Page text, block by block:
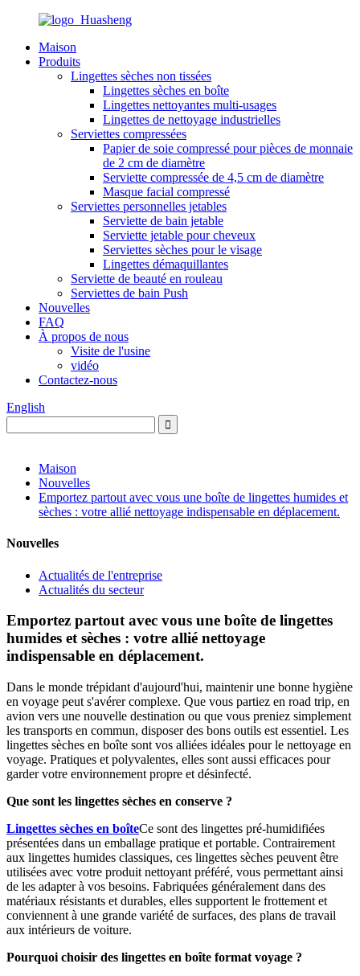
Maison
Produits
Lingettes sèches non tissées
Lingettes sèches en boîte
Lingettes nettoyantes multi-usages
Lingettes de nettoyage industrielles
Serviettes compressées
Papier de soie compressé pour pièces de monnaie
de 2 cm de diamètre
Serviette compressée de 4,5 cm de diamètre
Masque facial compressé
Serviettes personnelles jetables
Serviette de bain jetable
Serviette jetable pour cheveux
Serviettes sèches pour le visage
Lingettes démaquillantes
Serviette de beauté en rouleau
Serviettes de bain Push
Nouvelles
FAQ
À propos de nous
Visite de l'usine
vidéo
Contactez-nous
English
Maison
Nouvelles
Emportez partout avec vous une boîte de lingettes humides et
sèches : votre allié nettoyage indispensable en déplacement.
Nouvelles
Actualités de l'entreprise
Actualités du secteur
Emportez partout avec vous une boîte de lingettes
humides et sèches : votre allié nettoyage
indispensable en déplacement.
Dans le monde trépidant d'aujourd'hui, maintenir une bonne hygiène
en voyage peut s'avérer complexe. Que vous partiez en road trip, en
avion vers une nouvelle destination ou que vous preniez simplement
les transports en commun, disposer des bons outils est essentiel. Les
lingettes sèches en boîte sont vos alliées idéales pour le nettoyage en
voyage. Pratiques et polyvalentes, elles sont aussi efficaces pour
garder votre environnement propre et désinfecté.
Que sont les lingettes sèches en conserve ?
Lingettes sèches en boîteCe sont des lingettes pré-humidifiées
présentées dans un emballage pratique et portable. Contrairement
aux lingettes humides classiques, ces lingettes sèches peuvent être
utilisées avec votre produit nettoyant préféré, vous permettant ainsi
de les adapter à vos besoins. Fabriquées généralement dans des
matériaux résistants et durables, elles supportent le frottement et
conviennent à une grande variété de surfaces, des plans de travail
aux intérieurs de voiture.
Pourquoi choisir des lingettes en boîte format voyage ?